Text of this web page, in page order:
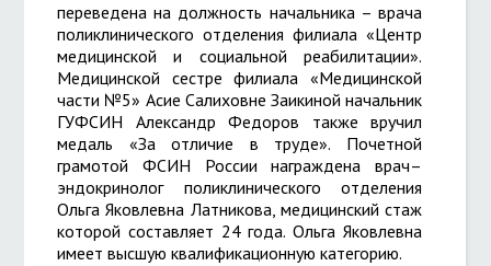
переведена на должность начальника – врача
поликлинического отделения филиала «Центр
медицинской и социальной реабилитации».
Медицинской сестре филиала «Медицинской
части №5» Асие Салиховне Заикиной начальник
ГУФСИН Александр Федоров также вручил
медаль «За отличие в труде». Почетной
грамотой ФСИН России награждена врач–
эндокринолог поликлинического отделения
Ольга Яковлевна Латникова, медицинский стаж
которой составляет 24 года. Ольга Яковлевна
имеет высшую квалификационную категорию.